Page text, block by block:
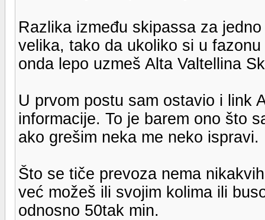
Razlika između skipassa za
velika, tako da ukoliko si u
onda lepo uzmeš Alta Valtellina
U prvom postu sam ostavio i link
informacije. To je barem ono što
ako grešim neka me neko ispravi.
Što se tiče prevoza nema
već možeš ili svojim kolima ili
odnosno 50tak min.